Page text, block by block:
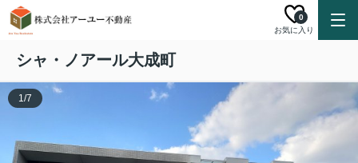
お気に入り
0
シャ・ノアール大成町
1/7